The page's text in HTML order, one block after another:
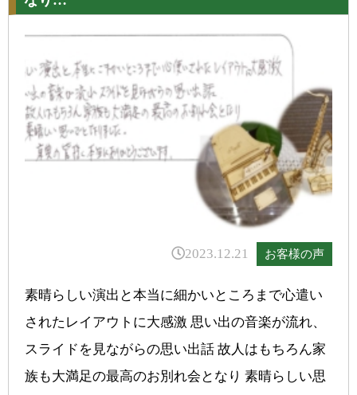
2023.12.21 お客様の声
素晴らしい演出と本当に細かいところまで心遣い
されたレイアウトに大感激 思い出の音楽が流れ、
スライドを見ながらの思い出話 故人はもちろん家
族も大満足の最高のお別れ会となり 素晴らしい思